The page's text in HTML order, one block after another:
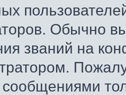
Обычно
званий на